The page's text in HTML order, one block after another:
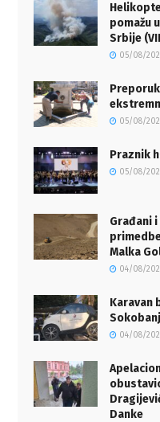
pomažu
Srbije
05/08/
05/08/
Praznik
05/08/
Građani
Malka
04/08/
Karavan
04/08/
Danke